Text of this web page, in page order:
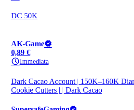
DC 50K
AK-Game
0,89 €
Immediata
Dark Cacao Account | 150K–160K
Cookie Cutters | | Dark Cacao